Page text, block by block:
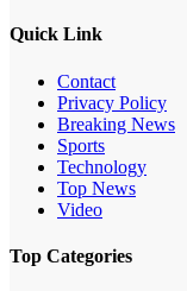
Quick Link
Contact
Privacy Policy
Breaking News
Sports
Technology
Top News
Video
Top Categories